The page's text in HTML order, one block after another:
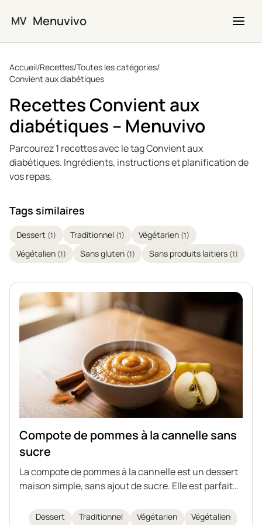
MV Menuvivo
Accueil/Recettes/Toutes les catégories/
Convient aux diabétiques
Recettes Convient aux
diabétiques – Menuvivo
Parcourez 1 recettes avec le tag Convient aux
diabétiques. Ingrédients, instructions et planification de
vos repas.
Tags similaires
Dessert (1) Traditionnel (1) Végétarien (1)
Végétalien (1) Sans gluten (1) Sans produits laitiers (1)
Compote de pommes à la cannelle sans
sucre
La compote de pommes à la cannelle est un dessert
maison simple, sans ajout de sucre. Elle est parfaite
plats. Vous pouvez la préparer à l'avance et la
Dessert Traditionnel Végétarien Végétalien